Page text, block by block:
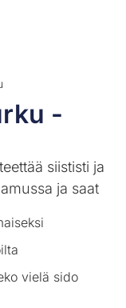
-
siististi ja
ja saat
vielä sido